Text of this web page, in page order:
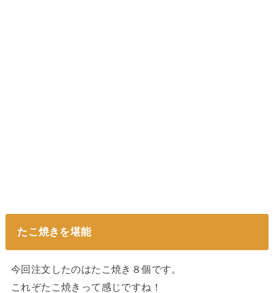
たこ焼きを堪能
今回注文したのはたこ焼き８個です。
これぞたこ焼きって感じですね！